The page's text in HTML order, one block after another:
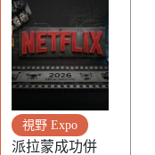
視野 Expo
派拉蒙成功併